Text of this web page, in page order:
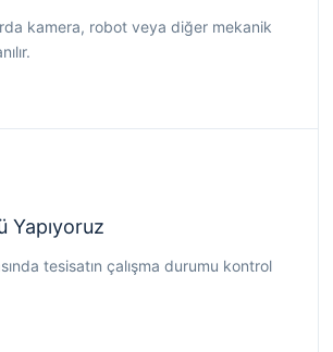
kamera, robot veya diğer mekanik
Yapıyoruz
tesisatın çalışma durumu kontrol